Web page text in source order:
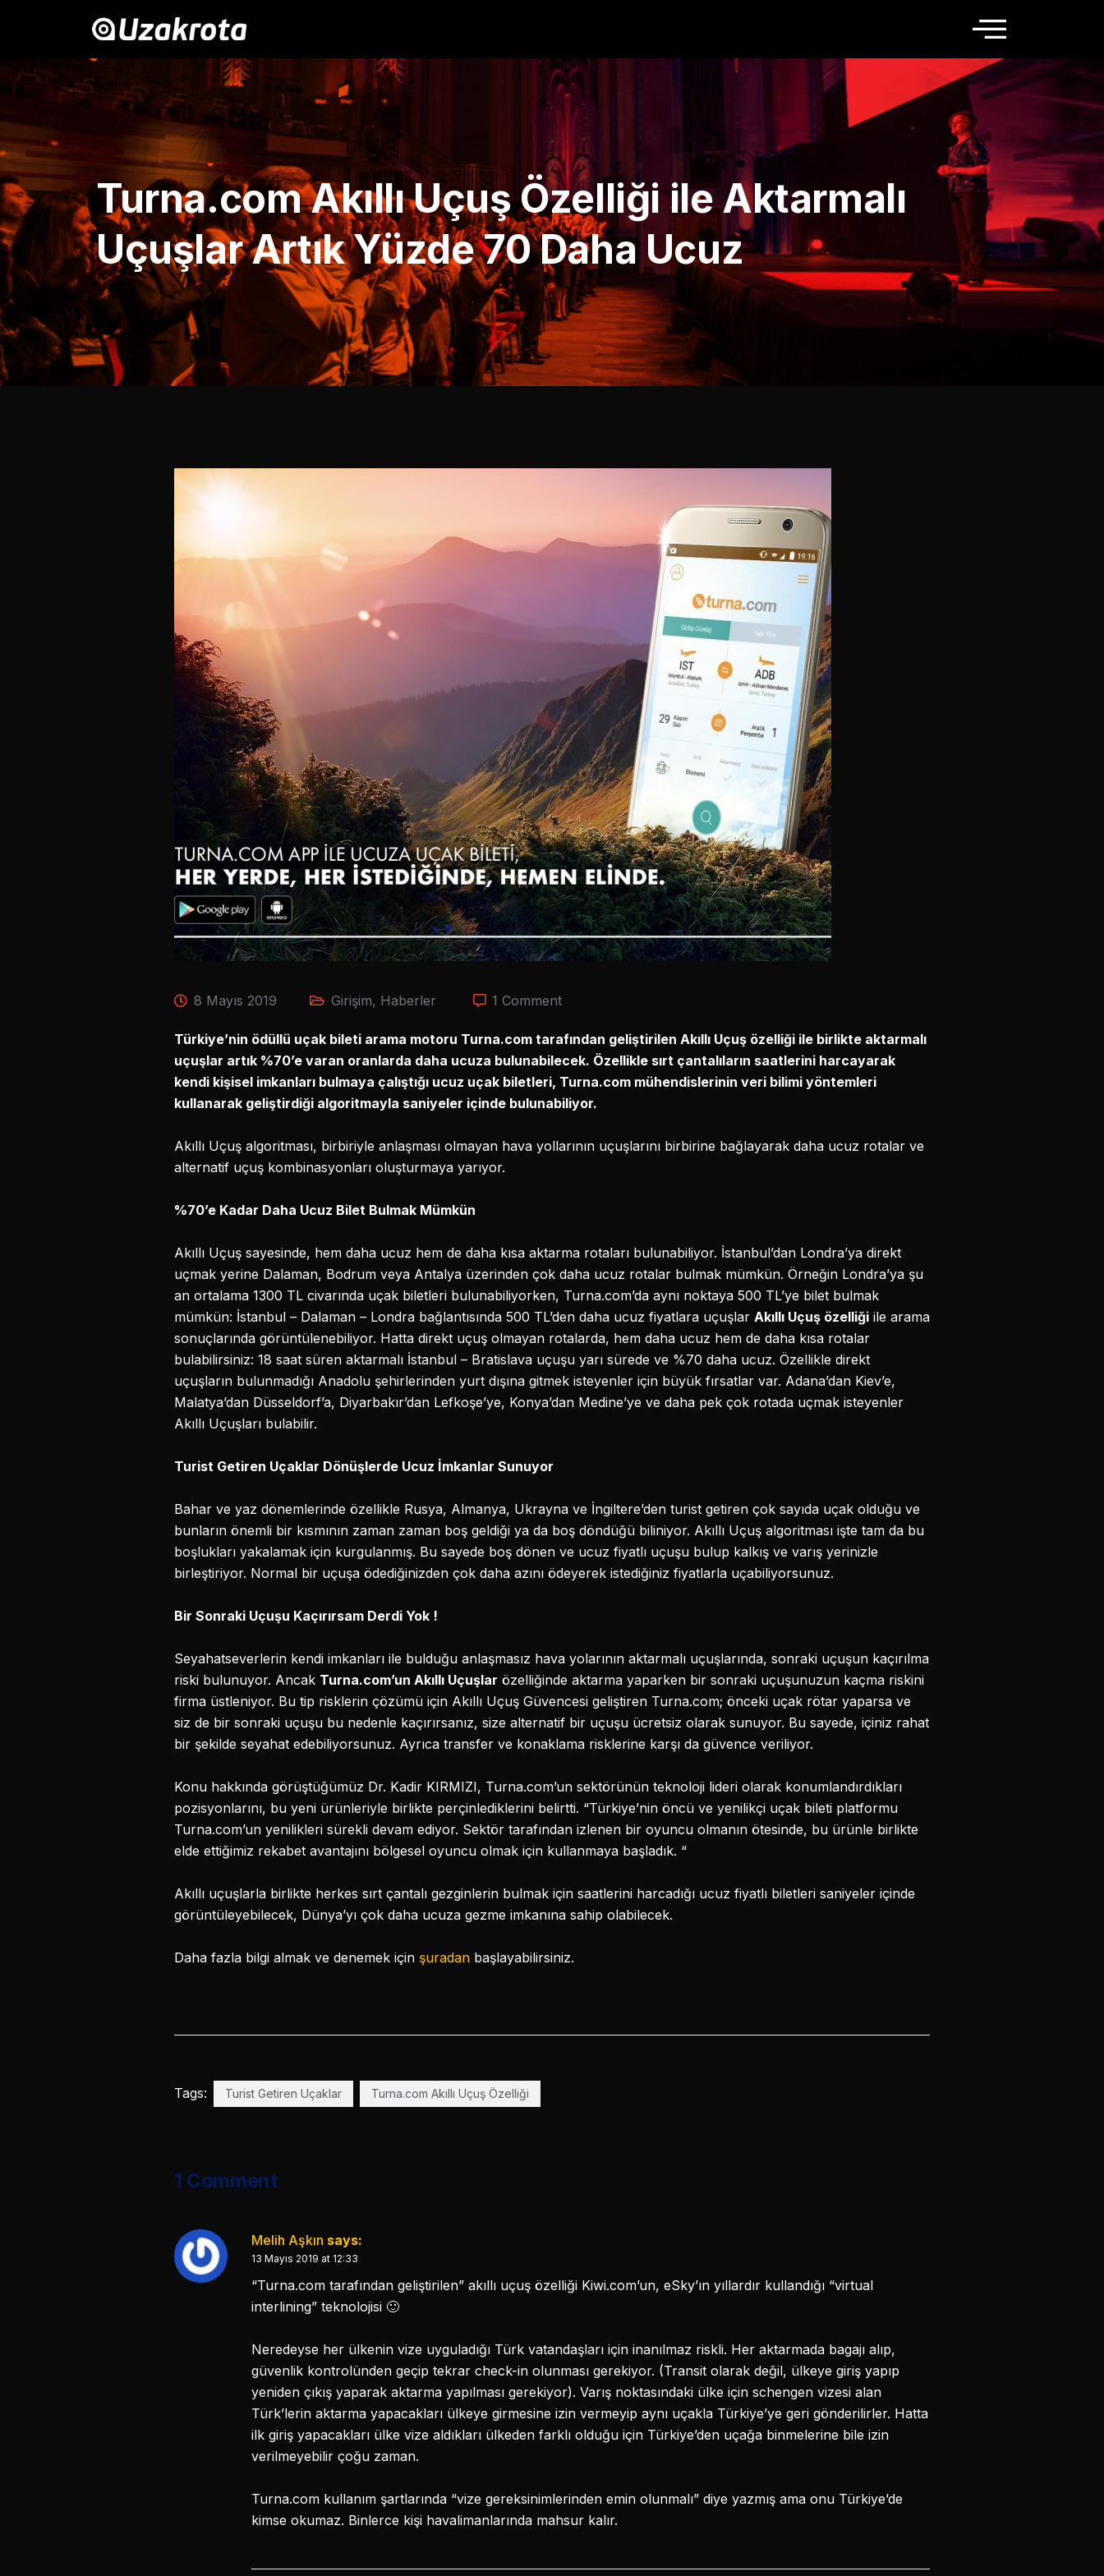
Turna.com Akıllı Uçuş Özelliği ile Aktarmalı
Uçuşlar Artık Yüzde 70 Daha Ucuz
8 Mayıs 2019 Girişim, Haberler 1 Comment
Türkiye’nin ödüllü uçak bileti arama motoru Turna.com tarafından geliştirilen Akıllı Uçuş özelliği ile birlikte aktarmalı
uçuşlar artık %70’e varan oranlarda daha ucuza bulunabilecek. Özellikle sırt çantalıların saatlerini harcayarak
kendi kişisel imkanları bulmaya çalıştığı ucuz uçak biletleri, Turna.com mühendislerinin veri bilimi yöntemleri
kullanarak geliştirdiği algoritmayla saniyeler içinde bulunabiliyor.
Akıllı Uçuş algoritması, birbiriyle anlaşması olmayan hava yollarının uçuşlarını birbirine bağlayarak daha ucuz rotalar ve
alternatif uçuş kombinasyonları oluşturmaya yarıyor.
%70’e Kadar Daha Ucuz Bilet Bulmak Mümkün
Akıllı Uçuş sayesinde, hem daha ucuz hem de daha kısa aktarma rotaları bulunabiliyor. İstanbul’dan Londra’ya direkt
uçmak yerine Dalaman, Bodrum veya Antalya üzerinden çok daha ucuz rotalar bulmak mümkün. Örneğin Londra’ya şu
an ortalama 1300 TL civarında uçak biletleri bulunabiliyorken, Turna.com’da aynı noktaya 500 TL’ye bilet bulmak
mümkün: İstanbul – Dalaman – Londra bağlantısında 500 TL’den daha ucuz fiyatlara uçuşlar Akıllı Uçuş özelliği ile arama
sonuçlarında görüntülenebiliyor. Hatta direkt uçuş olmayan rotalarda, hem daha ucuz hem de daha kısa rotalar
bulabilirsiniz: 18 saat süren aktarmalı İstanbul – Bratislava uçuşu yarı sürede ve %70 daha ucuz. Özellikle direkt
uçuşların bulunmadığı Anadolu şehirlerinden yurt dışına gitmek isteyenler için büyük fırsatlar var. Adana’dan Kiev’e,
Malatya’dan Düsseldorf’a, Diyarbakır’dan Lefkoşe’ye, Konya’dan Medine’ye ve daha pek çok rotada uçmak isteyenler
Akıllı Uçuşları bulabilir.
Turist Getiren Uçaklar Dönüşlerde Ucuz İmkanlar Sunuyor
Bahar ve yaz dönemlerinde özellikle Rusya, Almanya, Ukrayna ve İngiltere’den turist getiren çok sayıda uçak olduğu ve
bunların önemli bir kısmının zaman zaman boş geldiği ya da boş döndüğü biliniyor. Akıllı Uçuş algoritması işte tam da bu
boşlukları yakalamak için kurgulanmış. Bu sayede boş dönen ve ucuz fiyatlı uçuşu bulup kalkış ve varış yerinizle
birleştiriyor. Normal bir uçuşa ödediğinizden çok daha azını ödeyerek istediğiniz fiyatlarla uçabiliyorsunuz.
Bir Sonraki Uçuşu Kaçırırsam Derdi Yok !
Seyahatseverlerin kendi imkanları ile bulduğu anlaşmasız hava yolarının aktarmalı uçuşlarında, sonraki uçuşun kaçırılma
riski bulunuyor. Ancak Turna.com’un Akıllı Uçuşlar özelliğinde aktarma yaparken bir sonraki uçuşunuzun kaçma riskini
firma üstleniyor. Bu tip risklerin çözümü için Akıllı Uçuş Güvencesi geliştiren Turna.com; önceki uçak rötar yaparsa ve
siz de bir sonraki uçuşu bu nedenle kaçırırsanız, size alternatif bir uçuşu ücretsiz olarak sunuyor. Bu sayede, içiniz rahat
bir şekilde seyahat edebiliyorsunuz. Ayrıca transfer ve konaklama risklerine karşı da güvence veriliyor.
Konu hakkında görüştüğümüz Dr. Kadir KIRMIZI, Turna.com’un sektörünün teknoloji lideri olarak konumlandırdıkları
pozisyonlarını, bu yeni ürünleriyle birlikte perçinlediklerini belirtti. “Türkiye’nin öncü ve yenilikçi uçak bileti platformu
Turna.com’un yenilikleri sürekli devam ediyor. Sektör tarafından izlenen bir oyuncu olmanın ötesinde, bu ürünle birlikte
elde ettiğimiz rekabet avantajını bölgesel oyuncu olmak için kullanmaya başladık. “
Akıllı uçuşlarla birlikte herkes sırt çantalı gezginlerin bulmak için saatlerini harcadığı ucuz fiyatlı biletleri saniyeler içinde
görüntüleyebilecek, Dünya’yı çok daha ucuza gezme imkanına sahip olabilecek.
Daha fazla bilgi almak ve denemek için şuradan başlayabilirsiniz.
Tags: Turist Getiren Uçaklar Turna.com Akıllı Uçuş Özelliği
1 Comment
Melih Aşkın says:
13 Mayıs 2019 at 12:33
“Turna.com tarafından geliştirilen” akıllı uçuş özelliği Kiwi.com’un, eSky’ın yıllardır kullandığı “virtual
interlining” teknolojisi 🙂
Neredeyse her ülkenin vize uyguladığı Türk vatandaşları için inanılmaz riskli. Her aktarmada bagajı alıp,
güvenlik kontrolünden geçip tekrar check-in olunması gerekiyor. (Transit olarak değil, ülkeye giriş yapıp
yeniden çıkış yaparak aktarma yapılması gerekiyor). Varış noktasındaki ülke için schengen vizesi alan
Türk’lerin aktarma yapacakları ülkeye girmesine izin vermeyip aynı uçakla Türkiye’ye geri gönderilirler. Hatta
ilk giriş yapacakları ülke vize aldıkları ülkeden farklı olduğu için Türkiye’den uçağa binmelerine bile izin
verilmeyebilir çoğu zaman.
Turna.com kullanım şartlarında “vize gereksinimlerinden emin olunmalı” diye yazmış ama onu Türkiye’de
kimse okumaz. Binlerce kişi havalimanlarında mahsur kalır.